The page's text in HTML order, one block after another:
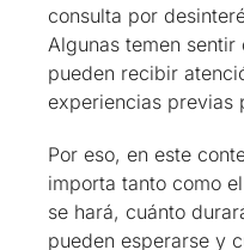
consulta por
Algunas temen sentir
pueden recibir
experiencias previas
Por eso, en este
importa tanto como
se hará, cuánto
pueden esperarse y